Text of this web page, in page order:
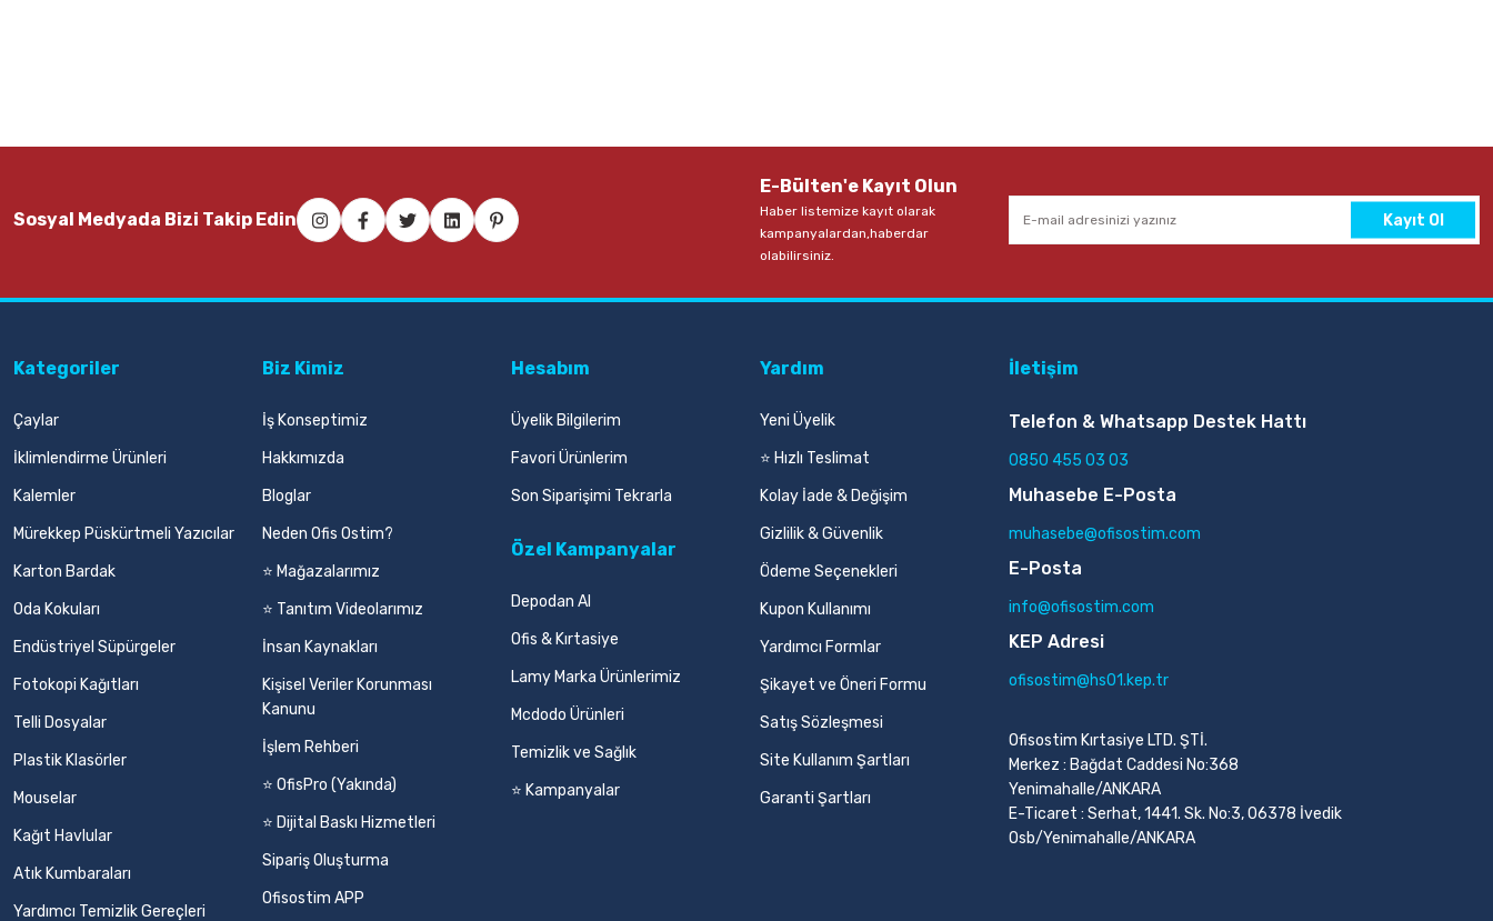
Sosyal Medyada Bizi Takip Edin
E-Bülten'e Kayıt Olun
Haber listemize kayıt olarak
kampanyalardan,haberdar
olabilirsiniz.
Kayıt Ol
Kategoriler
Çaylar
İklimlendirme Ürünleri
Kalemler
Mürekkep Püskürtmeli Yazıcılar
Karton Bardak
Oda Kokuları
Endüstriyel Süpürgeler
Fotokopi Kağıtları
Telli Dosyalar
Plastik Klasörler
Mouselar
Kağıt Havlular
Atık Kumbaraları
Yardımcı Temizlik Gereçleri
Biz Kimiz
İş Konseptimiz
Hakkımızda
Bloglar
Neden Ofis Ostim?
⭐ Mağazalarımız
⭐ Tanıtım Videolarımız
İnsan Kaynakları
Kişisel Veriler Korunması
Kanunu
İşlem Rehberi
⭐ OfisPro (Yakında)
⭐ Dijital Baskı Hizmetleri
Sipariş Oluşturma
Ofisostim APP
Hesabım
Üyelik Bilgilerim
Favori Ürünlerim
Son Siparişimi Tekrarla
Özel Kampanyalar
Depodan Al
Ofis & Kırtasiye
Lamy Marka Ürünlerimiz
Mcdodo Ürünleri
Temizlik ve Sağlık
⭐ Kampanyalar
Yardım
Yeni Üyelik
⭐ Hızlı Teslimat
Kolay İade & Değişim
Gizlilik & Güvenlik
Ödeme Seçenekleri
Kupon Kullanımı
Yardımcı Formlar
Şikayet ve Öneri Formu
Satış Sözleşmesi
Site Kullanım Şartları
Garanti Şartları
İletişim
Telefon & Whatsapp Destek Hattı
0850 455 03 03
Muhasebe E-Posta
muhasebe@ofisostim.com
E-Posta
info@ofisostim.com
KEP Adresi
ofisostim@hs01.kep.tr
Ofisostim Kırtasiye LTD. ŞTİ.
Merkez : Bağdat Caddesi No:368
Yenimahalle/ANKARA
E-Ticaret : Serhat, 1441. Sk. No:3, 06378 İvedik
Osb/Yenimahalle/ANKARA